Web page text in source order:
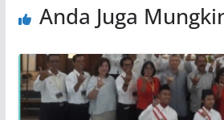
Anda Juga